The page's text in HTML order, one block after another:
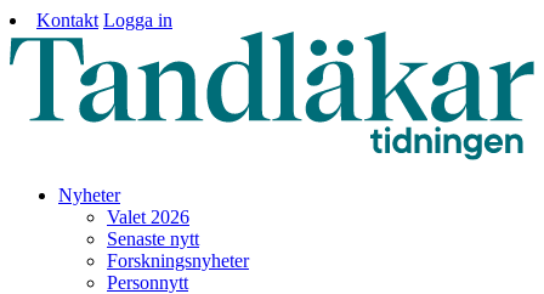
Kontakt Logga in
Nyheter
Valet 2026
Senaste nytt
Forskningsnyheter
Personnytt